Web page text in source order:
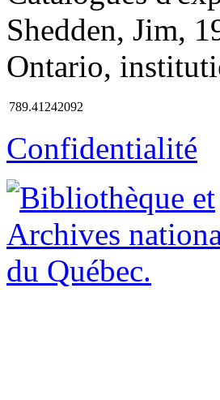
Shedden, Jim,
Ontario,
789.41242092
Confidentialité